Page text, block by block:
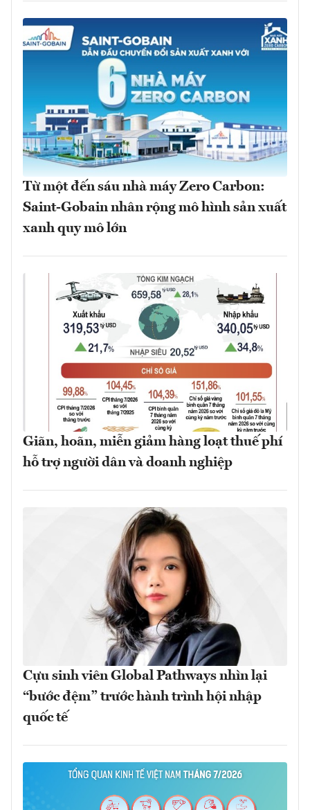
Từ một đến sáu nhà máy Zero Carbon:
Saint-Gobain nhân rộng mô hình sản xuất
xanh quy mô lớn
Giãn, hoãn, miễn giảm hàng loạt thuế phí
hỗ trợ người dân và doanh nghiệp
Cựu sinh viên Global Pathways nhìn lại
“bước đệm” trước hành trình hội nhập
quốc tế